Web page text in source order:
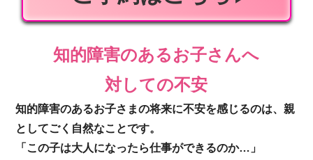
知的障害のあるお子さんへ
対しての不安
知的障害のあるお子さまの将来に不安を感じるのは、親
としてごく自然なことです。
「この子は大人になったら仕事ができるのか…」